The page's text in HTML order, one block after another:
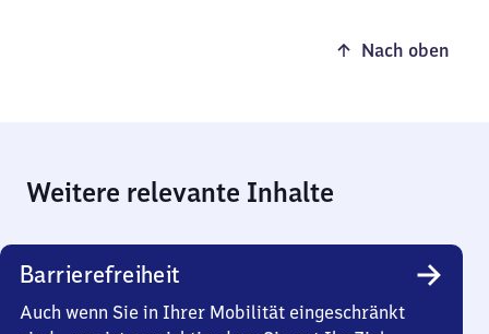
Nach oben
Weitere relevante Inhalte
Barrierefreiheit
Auch wenn Sie in Ihrer Mobilität eingeschränkt